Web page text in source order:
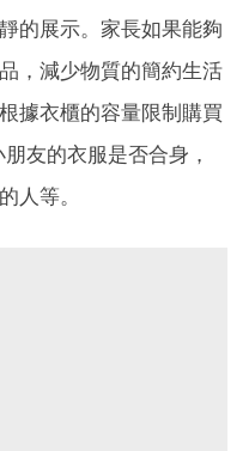
的展示。家長如果能夠
，減少物質的簡約生活
據衣櫃的容量限制購買
友的衣服是否合身，
人等。